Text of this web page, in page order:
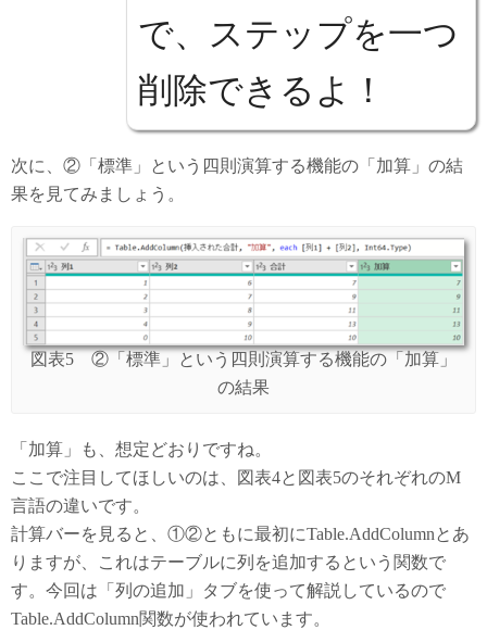
で、ステップを一つ
削除できるよ！
次に、②「標準」という四則演算する機能の「加算」の結
果を見てみましょう。
図表5 ②「標準」という四則演算する機能の「加算」
の結果
「加算」も、想定どおりですね。
ここで注目してほしいのは、図表4と図表5のそれぞれのM
言語の違いです。
計算バーを見ると、①②ともに最初にTable.AddColumnとあ
りますが、これはテーブルに列を追加するという関数で
す。今回は「列の追加」タブを使って解説しているので
Table.AddColumn関数が使われています。